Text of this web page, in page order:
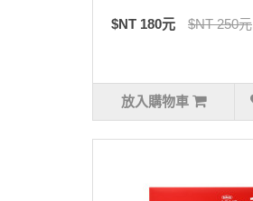
$NT 180元 $NT 250元
放入購物車